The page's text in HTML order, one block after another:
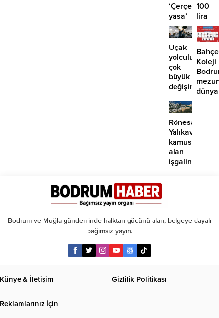
‘Çerçeve
yasa’
kanun
teklifi
100
lira
için o
tarihe
işaret
edildi
Uçak
çok
büyük
değişim:
paralı
Koleji
Rönesans
Yalıkavak’ta
kamusal
alan
işgalini
Bodrum ve Muğla gündeminde halktan gücünü alan, belgeye dayalı
bağımsız yayın.
Künye & İletişim Gizlilik Politikası
Reklamlarınız İçin